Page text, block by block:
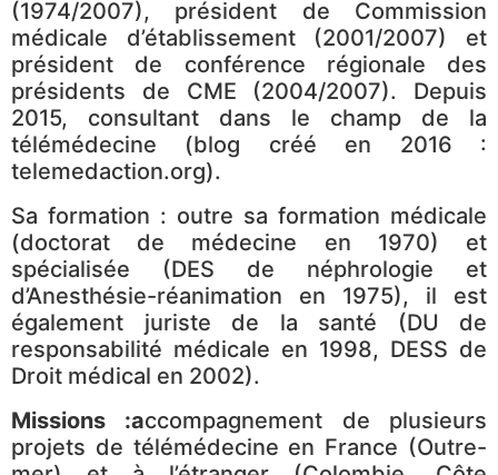
(1974/2007), président de Commission
médicale d’établissement (2001/2007) et
président de conférence régionale des
présidents de CME (2004/2007). Depuis
2015, consultant dans le champ de la
télémédecine (blog créé en 2016 :
telemedaction.org).
Sa formation : outre sa formation médicale
(doctorat de médecine en 1970) et
spécialisée (DES de néphrologie et
d’Anesthésie-réanimation en 1975), il est
également juriste de la santé (DU de
responsabilité médicale en 1998, DESS de
Droit médical en 2002).
Missions :accompagnement de plusieurs
projets de télémédecine en France (Outre-